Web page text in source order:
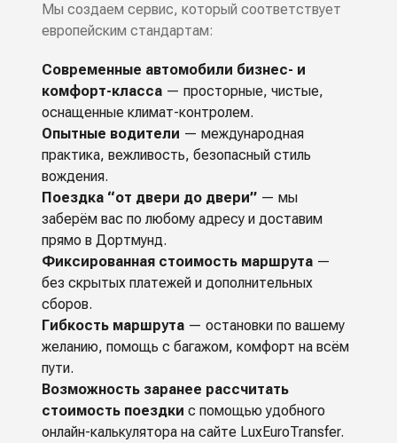
Мы создаем сервис, который соответствует
европейским стандартам:
Современные автомобили бизнес- и
комфорт-класса— просторные, чистые,
оснащенные климат-контролем.
Опытные водители — международная
практика, вежливость, безопасный стиль
вождения.
Поездка “от двери до двери”— мы
заберём вас по любому адресу и доставим
прямо в Дортмунд.
Фиксированная стоимость маршрута—
без скрытых платежей и дополнительных
сборов.
Гибкость маршрута— остановки по вашему
желанию, помощь с багажом, комфорт на всём
пути.
Возможность заранее рассчитать
стоимость поездки с помощью удобного
онлайн-калькулятора на сайте LuxEuroTransfer.